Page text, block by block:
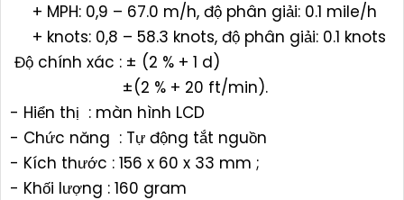
+ MPH: 0,9 – 67.0 m/h, độ phân giải: 0.1 mile/h
+ knots: 0,8 – 58.3 knots, độ phân giải: 0.1 knots
Độ chính xác : ± (2 % + 1 d)
±(2 % + 20 ft/min).
- Hiển thị : màn hình LCD
- Chức năng : Tự động tắt nguồn
- Kích thước : 156 x 60 x 33 mm ;
- Khối lượng : 160 gram